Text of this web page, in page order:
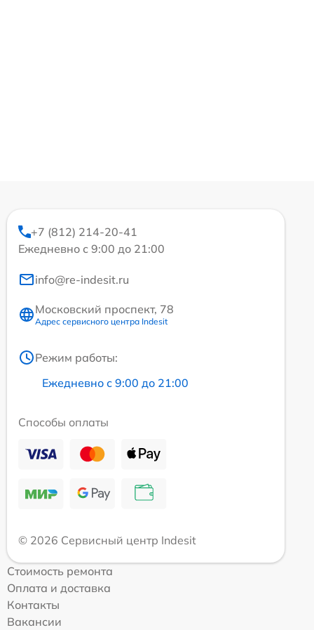
+7 (812) 214-20-41
Ежедневно с 9:00 до 21:00
info@re-indesit.ru
Московский проспект, 78
Адрес сервисного центра Indesit
Режим работы:
Ежедневно с 9:00 до 21:00
Способы оплаты
© 2026 Сервисный центр Indesit
Стоимость ремонта
Оплата и доставка
Контакты
Вакансии